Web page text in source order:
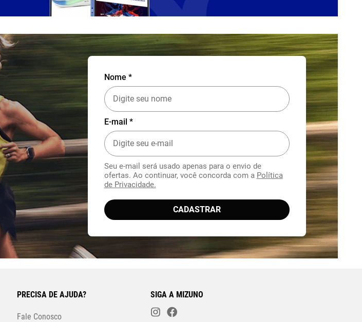
Nome *
E-mail *
Seu e-mail será usado apenas para o envio de
ofertas. Ao continuar, você concorda com a Política
de Privacidade.
CADASTRAR
PRECISA DE AJUDA?
Fale Conosco
SIGA A MIZUNO